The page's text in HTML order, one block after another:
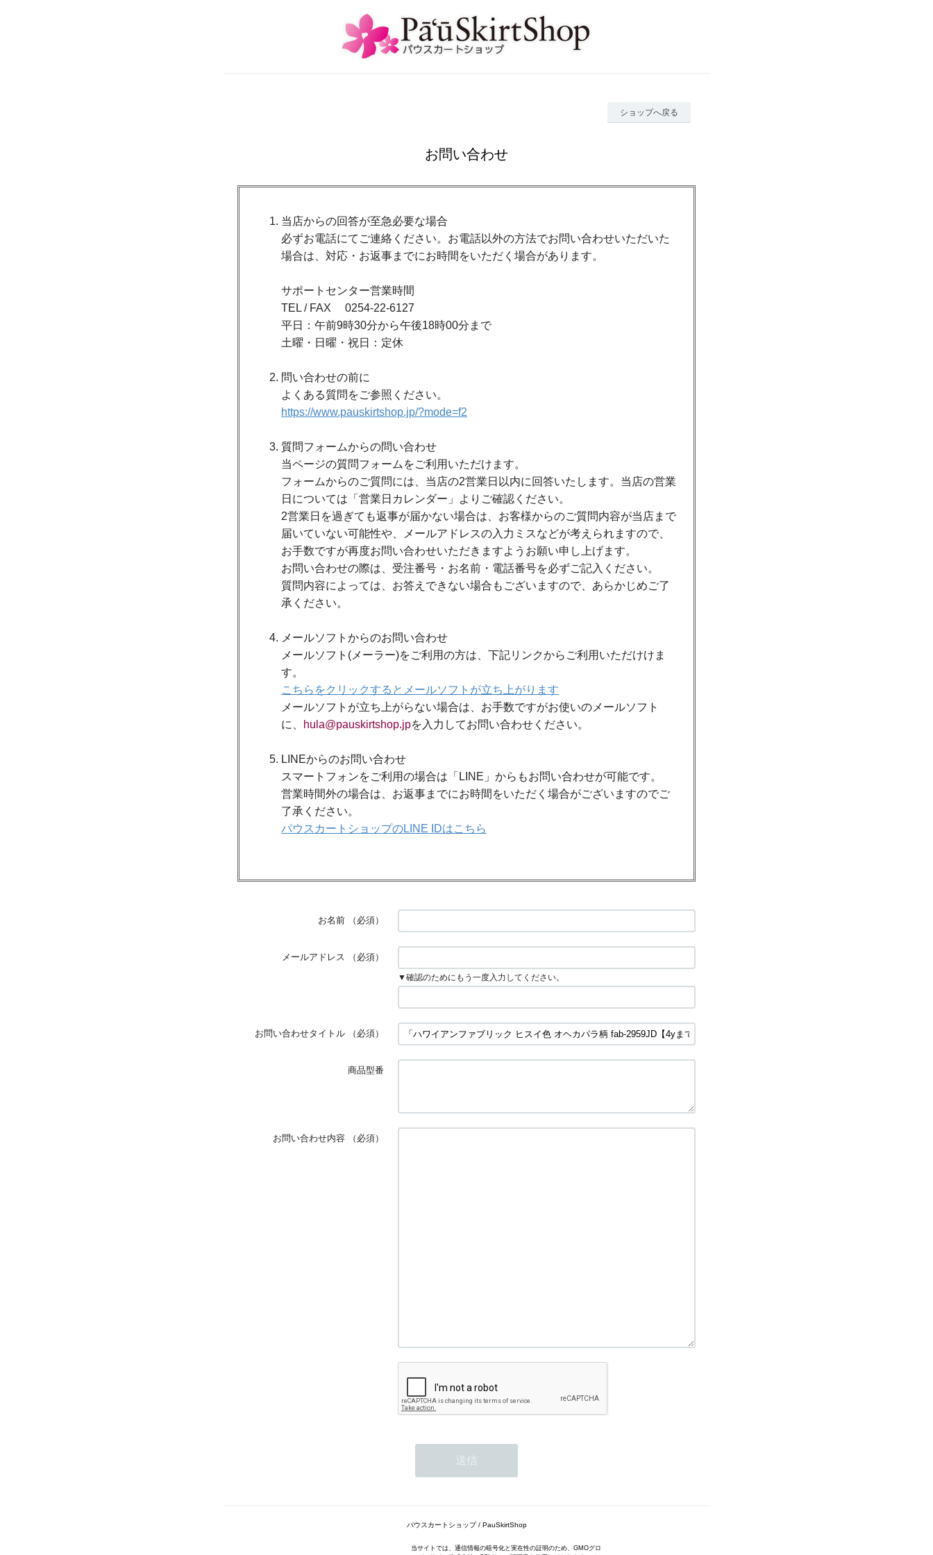
ショップへ戻る
お問い合わせ
当店からの回答が至急必要な場合
必ずお電話にてご連絡ください。お電話以外の方法でお問い合わせいただいた
場合は、対応・お返事までにお時間をいただく場合があります。
サポートセンター営業時間
TEL / FAX 0254-22-6127
平日：午前9時30分から午後18時00分まで
土曜・日曜・祝日：定休
問い合わせの前に
よくある質問をご参照ください。
https://www.pauskirtshop.jp/?mode=f2
質問フォームからの問い合わせ
当ページの質問フォームをご利用いただけます。
フォームからのご質問には、当店の2営業日以内に回答いたします。当店の営業
日については「営業日カレンダー」よりご確認ください。
2営業日を過ぎても返事が届かない場合は、お客様からのご質問内容が当店まで
届いていない可能性や、メールアドレスの入力ミスなどが考えられますので、
お手数ですが再度お問い合わせいただきますようお願い申し上げます。
お問い合わせの際は、受注番号・お名前・電話番号を必ずご記入ください。
質問内容によっては、お答えできない場合もございますので、あらかじめご了
承ください。
メールソフトからのお問い合わせ
メールソフト(メーラー)をご利用の方は、下記リンクからご利用いただけけま
す。
こちらをクリックするとメールソフトが立ち上がります
メールソフトが立ち上がらない場合は、お手数ですがお使いのメールソフト
に、
hula@pauskirtshop.jpを入力してお問い合わせください。
LINEからのお問い合わせ
スマートフォンをご利用の場合は「LINE」からもお問い合わせが可能です。
営業時間外の場合は、お返事までにお時間をいただく場合がございますのでご
了承ください。
パウスカートショップのLINE IDはこちら
お名前 （必須）
メールアドレス （必須）
▼確認のためにもう一度入力してください。
お問い合わせタイトル （必須）
商品型番
お問い合わせ内容 （必須）
パウスカートショップ / PauSkirtShop
当サイトでは、通信情報の暗号化と実在性の証明のため、GMOグロ